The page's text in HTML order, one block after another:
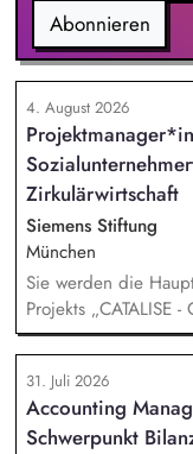
Fachkräfte mit daran
Abonnieren
4. August 2026
Zirkulärwirtschaft
Siemens Stiftung
München
Sie werden die
Projekts „CATALISE
Assistance for Local
31. Juli 2026
Accounting
Schwerpunkt